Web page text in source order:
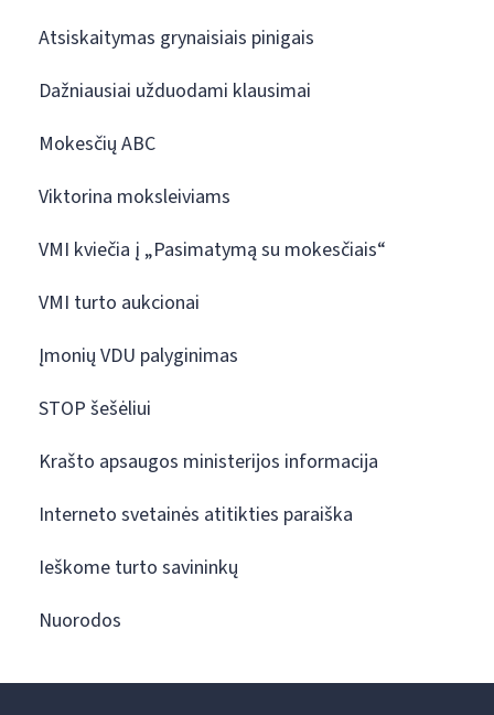
Atsiskaitymas grynaisiais pinigais
Dažniausiai užduodami klausimai
Mokesčių ABC
Viktorina moksleiviams
VMI kviečia į „Pasimatymą su mokesčiais“
VMI turto aukcionai
Įmonių VDU palyginimas
STOP šešėliui
Krašto apsaugos ministerijos informacija
Interneto svetainės atitikties paraiška
Ieškome turto savininkų
Nuorodos